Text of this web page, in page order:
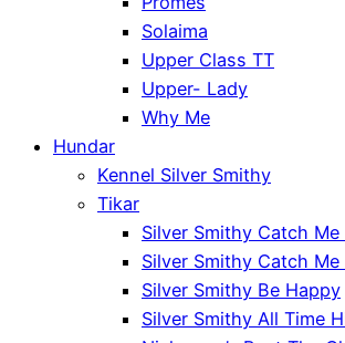
Solaima
Upper Class TT
Upper- Lady
Why Me
Hundar
Kennel Silver Smithy
Tikar
Silver Smithy Catch
Silver Smithy Catch
Silver Smithy Be Happy
Silver Smithy All Time